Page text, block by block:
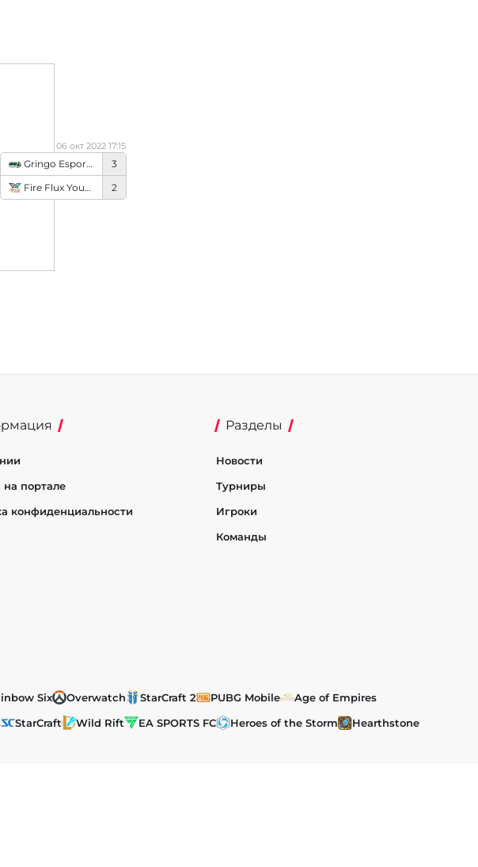
Gringo Esports
3
Fire Flux Young
2
06 окт 2022 17:15
на портале
конфиденциальности
Разделы
Новости
Турниры
Игроки
Команды
Six Overwatch StarCraft 2 PUBG Mobile
Age of Empires
StarCraft Wild Rift EA SPORTS FC Heroes of the Storm
Hearthstone